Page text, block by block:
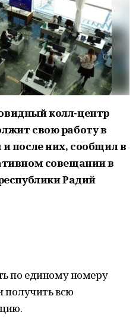
колл-центр
свою работу в
после них, сообщил в
совещании в
Радий
по единому номеру
получить всю